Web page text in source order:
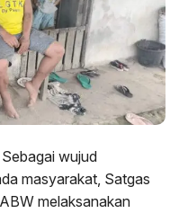
wujud
masyarakat, Satgas
melaksanakan